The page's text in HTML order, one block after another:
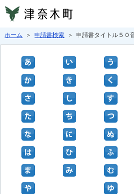
ホーム ＞申請書検索 ＞ 申請書タイトル５０